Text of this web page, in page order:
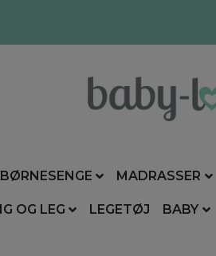
BØRNESENGE MADRASSER
OG LEG LEGETØJ BABY